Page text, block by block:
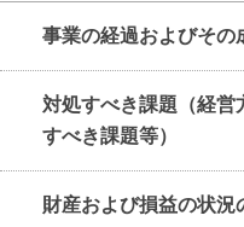
事業の経過およびその
対処すべき課題（経営
すべき課題等）
財産および損益の状況